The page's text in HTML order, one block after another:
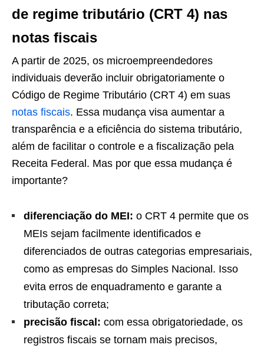
de regime tributário (CRT 4) nas
notas fiscais
A partir de 2025, os microempreendedores
individuais deverão incluir obrigatoriamente o
Código de Regime Tributário (CRT 4) em suas
notas fiscais. Essa mudança visa aumentar a
transparência e a eficiência do sistema tributário,
além de facilitar o controle e a fiscalização pela
Receita Federal. Mas por que essa mudança é
importante?
diferenciação do MEI: o CRT 4 permite que os
MEIs sejam facilmente identificados e
diferenciados de outras categorias empresariais,
como as empresas do Simples Nacional. Isso
evita erros de enquadramento e garante a
tributação correta;
precisão fiscal: com essa obrigatoriedade, os
registros fiscais se tornam mais precisos,